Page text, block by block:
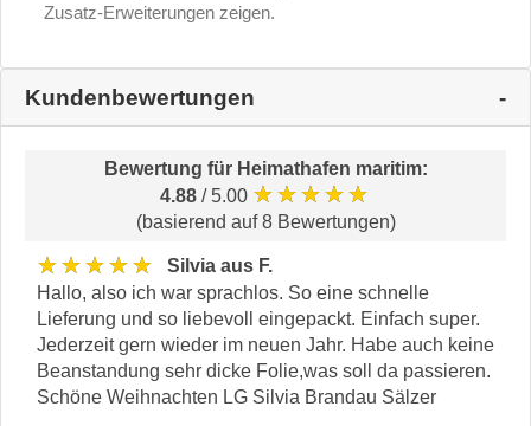
Zusatz-Erweiterungen zeigen.
Kundenbewertungen
Bewertung für Heimathafen maritim:
4.88 / 5.00 ★★★★★
(basierend auf 8 Bewertungen)
★★★★★
Silvia aus F.
Hallo, also ich war sprachlos. So eine schnelle
Lieferung und so liebevoll eingepackt. Einfach super.
Jederzeit gern wieder im neuen Jahr. Habe auch keine
Beanstandung sehr dicke Folie,was soll da passieren.
Schöne Weihnachten LG Silvia Brandau Sälzer